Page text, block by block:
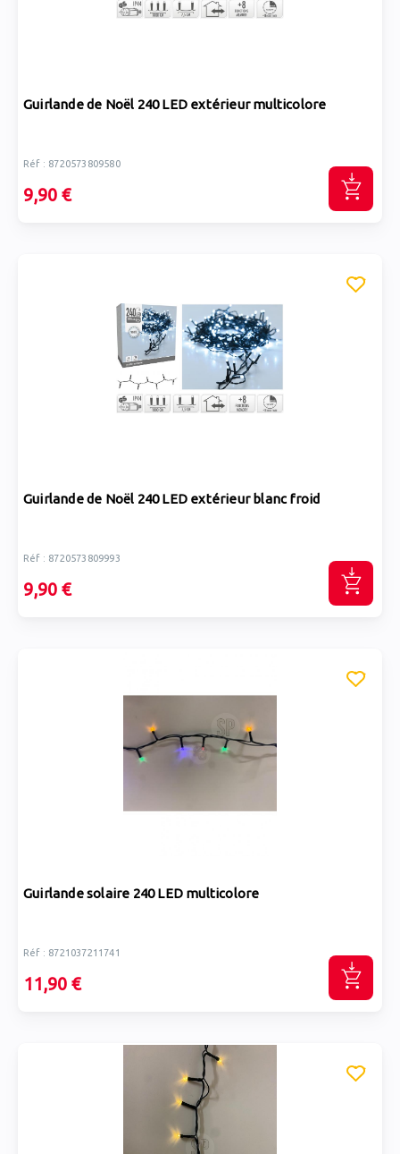
Guirlande de Noël 240 LED extérieur multicolore
Réf : 8720573809580
9,90 €
Guirlande de Noël 240 LED extérieur blanc froid
Réf : 8720573809993
9,90 €
Guirlande solaire 240 LED multicolore
Réf : 8721037211741
11,90 €